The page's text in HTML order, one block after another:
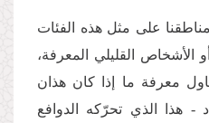
مناطقنا على مثل هذه الفئات
الأشخاص القليلي المعرفة،
معرفة ما إذا كان هذان
- هذا الذي تحرّكه الدوافع